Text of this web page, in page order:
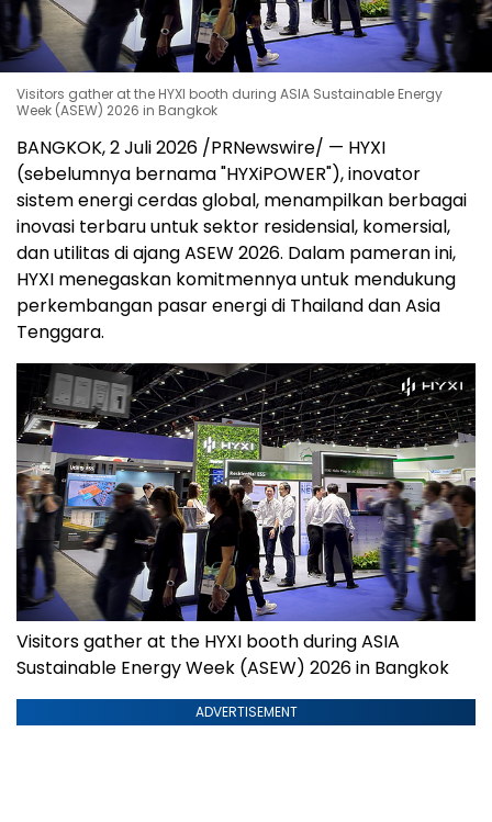
Visitors gather at the HYXI booth during ASIA Sustainable Energy
Week (ASEW) 2026 in Bangkok
BANGKOK, 2 Juli 2026 /PRNewswire/ — HYXI
(sebelumnya bernama "HYXiPOWER"), inovator
sistem energi cerdas global, menampilkan berbagai
inovasi terbaru untuk sektor residensial, komersial,
dan utilitas di ajang ASEW 2026. Dalam pameran ini,
HYXI menegaskan komitmennya untuk mendukung
perkembangan pasar energi di Thailand dan Asia
Tenggara.
Visitors gather at the HYXI booth during ASIA
Sustainable Energy Week (ASEW) 2026 in Bangkok
ADVERTISEMENT